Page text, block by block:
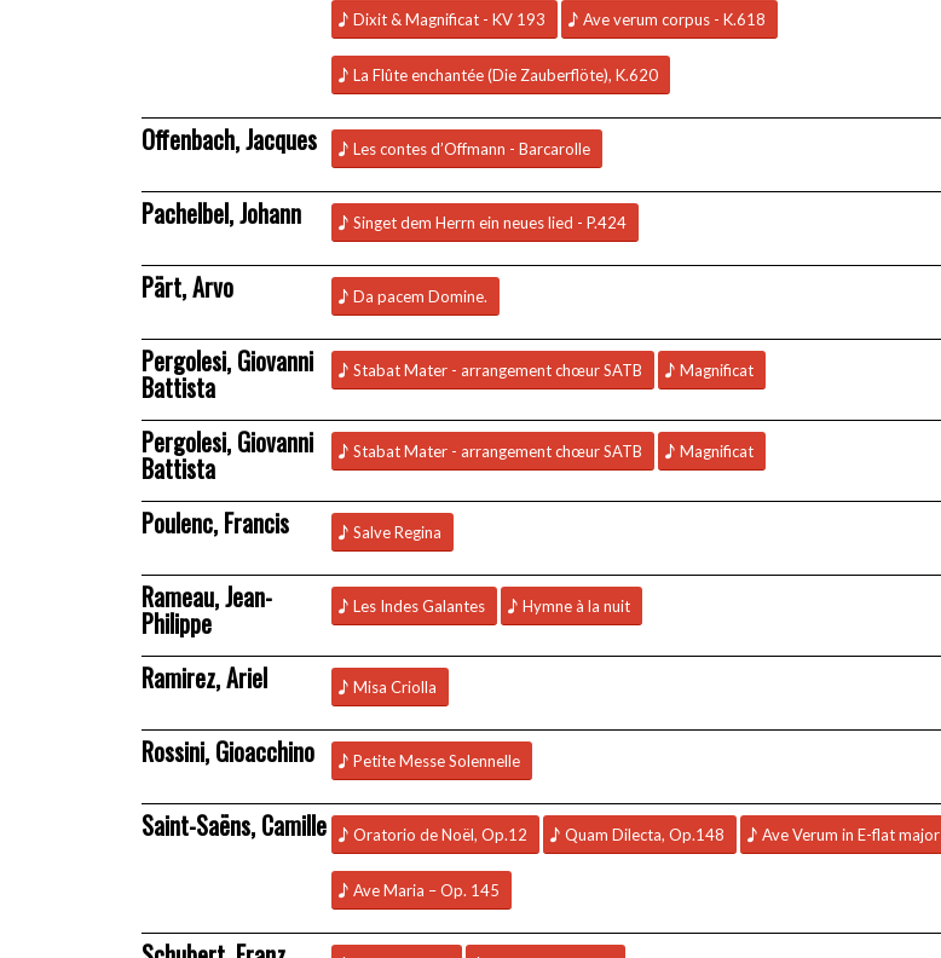
Dixit & Magnificat - KV 193 Ave verum corpus - K.618
La Flûte enchantée (Die Zauberflöte), K.620
Offenbach, Jacques Les contes d’Offmann - Barcarolle
Pachelbel, Johann Singet dem Herrn ein neues lied - P.424
Pärt, Arvo Da pacem Domine.
Pergolesi, Giovanni
Battista Stabat Mater - arrangement chœur SATB Magnificat
Pergolesi, Giovanni
Battista Stabat Mater - arrangement chœur SATB Magnificat
Poulenc, Francis Salve Regina
Rameau, Jean-
Philippe Les Indes Galantes Hymne à la nuit
Ramirez, Ariel Misa Criolla
Rossini, Gioacchino Petite Messe Solennelle
Saint-Saëns, Camille Oratorio de Noël, Op.12 Quam Dilecta, Op.148 Ave Verum in E-flat major
Ave Maria – Op. 145